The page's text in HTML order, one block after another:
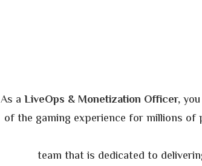
As a LiveOps & Monetization Officer,you
of the gaming experience for millions
team that is dedicated to